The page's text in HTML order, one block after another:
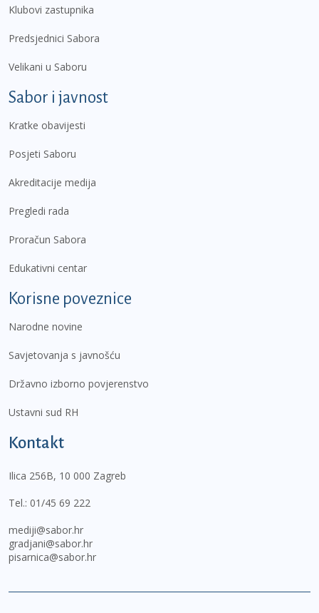
Klubovi zastupnika
Predsjednici Sabora
Velikani u Saboru
Sabor i javnost
Kratke obavijesti
Posjeti Saboru
Akreditacije medija
Pregledi rada
Proračun Sabora
Edukativni centar
Korisne poveznice
Narodne novine
Savjetovanja s javnošću
Državno izborno povjerenstvo
Ustavni sud RH
Kontakt
Ilica 256B, 10 000 Zagreb
Tel.: 01/45 69 222
mediji@sabor.hr
gradjani@sabor.hr
pisarnica@sabor.hr